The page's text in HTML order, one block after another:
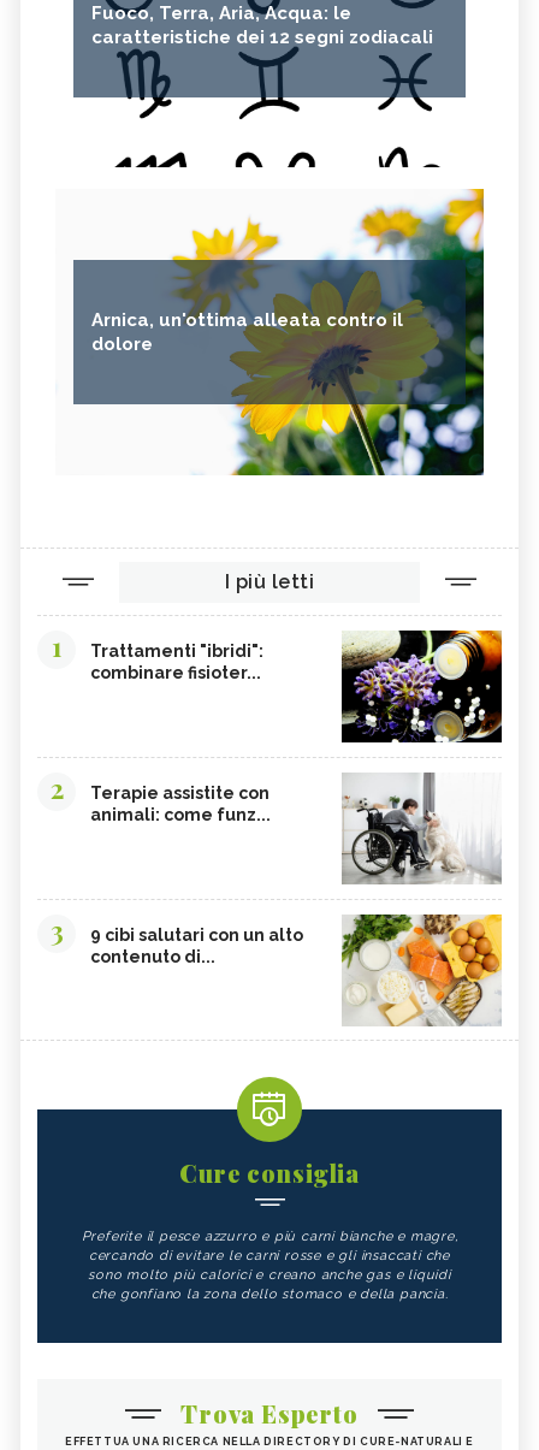
Fuoco, Terra, Aria, Acqua: le
caratteristiche dei 12 segni zodiacali
Arnica, un'ottima alleata contro il
dolore
I più letti
1
Trattamenti "ibridi":
combinare fisioter...
2
Terapie assistite con
animali: come funz...
3
9 cibi salutari con un alto
contenuto di...
Cure consiglia
Preferite il pesce azzurro e più carni bianche e magre,
cercando di evitare le carni rosse e gli insaccati che
sono molto più calorici e creano anche gas e liquidi
che gonfiano la zona dello stomaco e della pancia.
Trova Esperto
EFFETTUA UNA RICERCA NELLA DIRECTORY DI CURE-NATURALI E